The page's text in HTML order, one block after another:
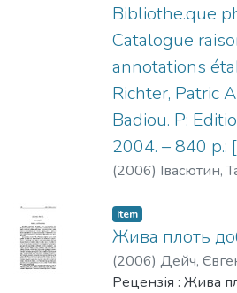
Bibliothe.que
Catalogue
annotations
Richter, Patric
Badiou. P:
2004. – 840 p.:
(2006) Івасютин,
Item
Жива плоть
(2006) Дейч,
Рецензія : Жива